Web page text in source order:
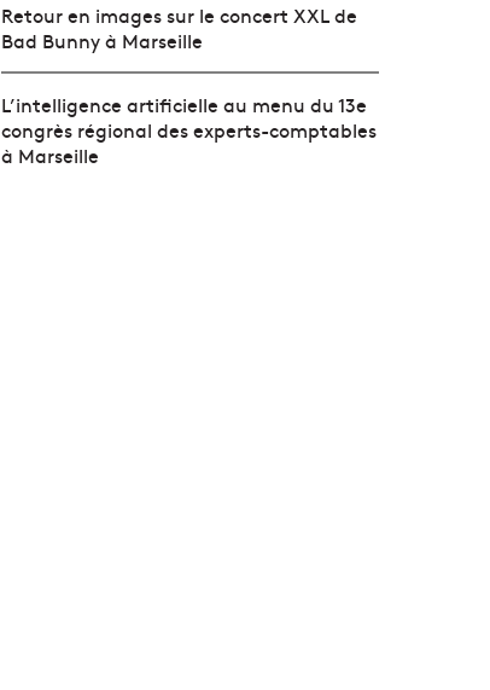
Retour en images sur le concert XXL de
Bad Bunny à Marseille
L’intelligence artificielle au menu du 13e
congrès régional des experts-comptables
à Marseille